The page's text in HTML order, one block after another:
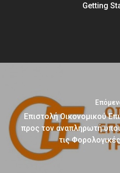
Getting
Επιστολή Οικονομικού
προς τον αναπληρωτή
τις